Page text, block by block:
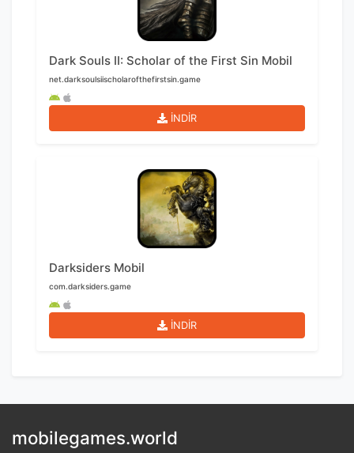
Dark Souls II: Scholar of the First Sin Mobil
net.darksoulsiischolarofthefirstsin.game
İNDİR
Darksiders Mobil
com.darksiders.game
İNDİR
mobilegames.world